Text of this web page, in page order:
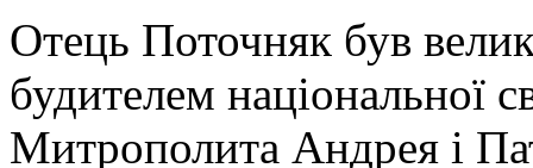
Отець Поточняк був
будителем національної
Митрополита Андрея і